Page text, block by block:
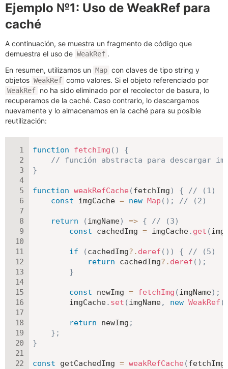
Ejemplo №1: Uso de WeakRef para
caché
A continuación, se muestra un fragmento de código que
demuestra el uso de WeakRef .
En resumen, utilizamos un Map con claves de tipo string y
objetos WeakRef como valores. Si el objeto referenciado por
WeakRef no ha sido eliminado por el recolector de basura, lo
recuperamos de la caché. Caso contrario, lo descargamos
nuevamente y lo almacenamos en la caché para su posible
reutilización:
function fetchImg ( )
{
// función abstracta para descargar
}
function weakRefCache (fetchImg) {
// (1)
const imgCache = new Map ( ) ; // (2)
return (imgName) => {
// (3)
const cachedImg = imgCache. get (
if (cachedImg?. deref ( ) ) {
// (5)
return cachedImg?. deref ( ) ;
}
const newImg = fetchImg (imgName) ;
        imgCache
. set (imgName, new WeakRef (
return newImg ;
} ;
}
const getCachedImg = weakRefCache (fetchImg